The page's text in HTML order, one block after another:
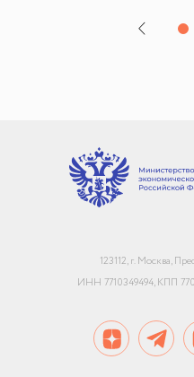
123112, г. Москва,
ИНН 7710349494, КПП
Я согласен с
политикой
Конфиденциально.